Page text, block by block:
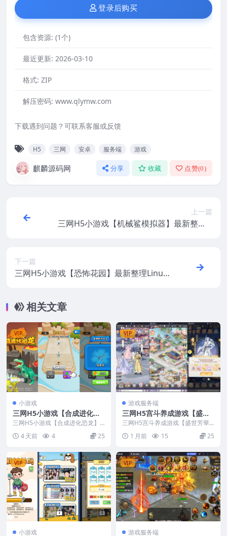
登录后购买
包含资源: (1个)
最近更新: 2026-03-10
格式: ZIP
解压密码: www.qlymw.com
下载遇到问题？可联系客服或反馈
H5 三网 安卓 服务端 游戏
麒麟源码网 分享 收藏 点赞(0)
上一篇
三网H5小游戏【机械鲨模拟器】最新整理Li
下一篇
三网H5小游戏【恐怖花园】最新整理Linux
相关文章
VIP
小游戏
三网H5小游戏【合成进化恐
龙】最新整理Linux手工服务
端+安卓
三网H5小游戏【合成进化恐龙】
最新整理Linux手工服务端+安卓
4 天前 4 25
VIP
游戏服务端
三网H5宫斗养成游戏【盛世
芳華H5多区跨服代金券内购
版】最新整理CentOS手工服
务端+全套前后端源码+CDK
三网H5宫斗养成游戏【盛世芳華H
5多区跨服代金券内购版】最新整
理CentOS手工...
1 月前 15 25
VIP
小游戏
VIP
游戏服务端